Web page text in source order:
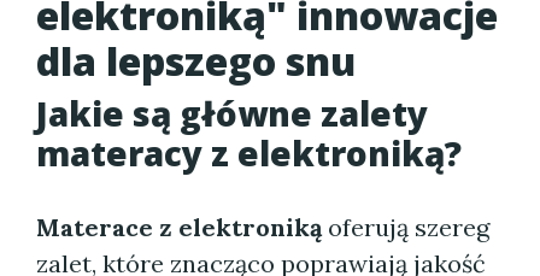
elektroniką" innowacje
dla lepszego snu
Jakie są główne zalety
materacy z elektroniką?
Materace z elektronikąoferują szereg
zalet, które znacząco poprawiają jakość